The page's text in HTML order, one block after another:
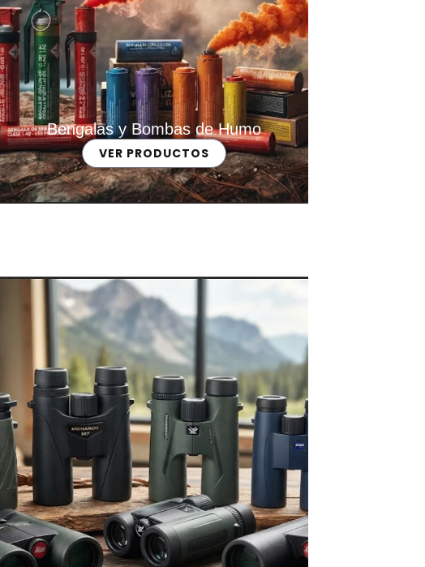
Bengalas y Bombas de Humo
VER PRODUCTOS